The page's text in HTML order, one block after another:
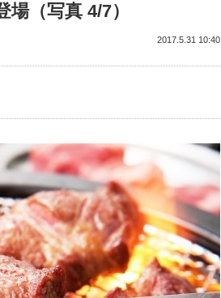
（写真 4/7）
2017.5.31 10:40